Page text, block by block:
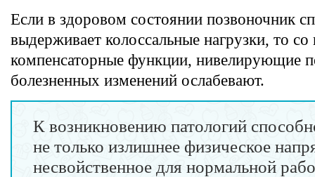
Если в здоровом состоянии позвоночник
выдерживает колоссальные нагрузки, то со
компенсаторные функции, нивелирующие
болезненных изменений ослабевают.
К возникновению патологий
не только излишнее физическое
несвойственное для нормальной